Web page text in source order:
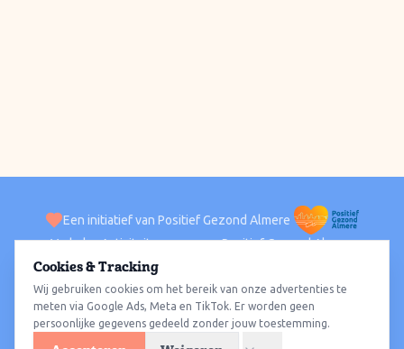
Een initiatief van Positief Gezond Almere
VerhalenActiviteiten Positief Gezond Almere
ACTIVITEITEN PER WIJK
Alle wijkenAlmere HavenAlmere StadAlmere BuitenAlmere Poort
Almere HoutAlmere OosterwoldWat te doen
Cookies & Tracking
Wij gebruiken cookies om het bereik van onze advertenties te
meten via Google Ads, Meta en TikTok. Er worden geen
persoonlijke gegevens gedeeld zonder jouw toestemming.